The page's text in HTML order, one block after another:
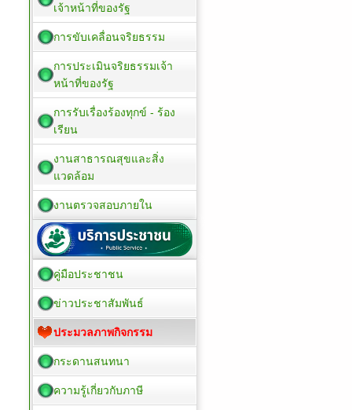
เจ้าหน้าที่ของรัฐ
การขับเคลื่อนจริยธรรม
การประเมินจริยธรรมเจ้า
หน้าที่ของรัฐ
การรับเรื่องร้องทุกข์ - ร้อง
เรียน
งานสาธารณสุขและสิ่ง
แวดล้อม
งานตรวจสอบภายใน
คู่มือประชาชน
ข่าวประชาสัมพันธ์
ประมวลภาพกิจกรรม
กระดานสนทนา
ความรู้เกี่ยวกับภาษี